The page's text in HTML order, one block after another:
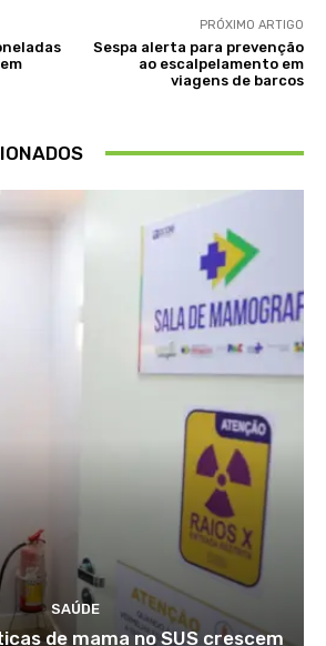
PRÓXIMO ARTIGO
Sespa alerta para prevenção
ao escalpelamento em
viagens de barcos
SAÚDE
de mama no SUS crescem